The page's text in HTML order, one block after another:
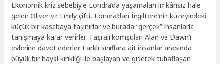
Ekonomik kriz sebebiyle Londra’da yaşamaları imkânsız hale
gelen Oliver ve Emily çifti, Londra’dan İngiltere’nin kuzeyindeki
küçük bir kasabaya taşınırlar ve burada “gerçek” insanlarla
tanışmaya karar verirler. Taşralı komşuları Alan ve Dawn’ı
evlerine davet ederler. Farklı sınıflara ait insanlar arasında
büyük bir hayal kırıklığı ile başlayan ve giderek tuhaflaşan